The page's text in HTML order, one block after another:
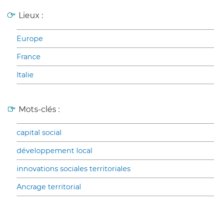
Lieux :
Europe
France
Italie
Mots-clés :
capital social
développement local
innovations sociales territoriales
Ancrage territorial